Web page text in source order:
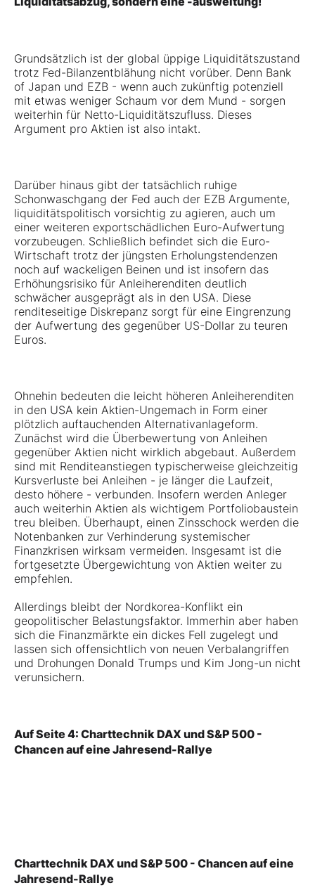
Grundsätzlich ist der global üppige Liquiditätszustand
trotz Fed-Bilanzentblähung nicht vorüber. Denn Bank
of Japan und EZB - wenn auch zukünftig potenziell
mit etwas weniger Schaum vor dem Mund - sorgen
weiterhin für Netto-Liquiditätszufluss. Dieses
Argument pro Aktien ist also intakt.
Darüber hinaus gibt der tatsächlich ruhige
Schonwaschgang der Fed auch der EZB Argumente,
liquiditätspolitisch vorsichtig zu agieren, auch um
einer weiteren exportschädlichen Euro-Aufwertung
vorzubeugen. Schließlich befindet sich die Euro-
Wirtschaft trotz der jüngsten Erholungstendenzen
noch auf wackeligen Beinen und ist insofern das
Erhöhungsrisiko für Anleiherenditen deutlich
schwächer ausgeprägt als in den USA. Diese
renditeseitige Diskrepanz sorgt für eine Eingrenzung
der Aufwertung des gegenüber US-Dollar zu teuren
Euros.
Ohnehin bedeuten die leicht höheren Anleiherenditen
in den USA kein Aktien-Ungemach in Form einer
plötzlich auftauchenden Alternativanlageform.
Zunächst wird die Überbewertung von Anleihen
gegenüber Aktien nicht wirklich abgebaut. Außerdem
sind mit Renditeanstiegen typischerweise gleichzeitig
Kursverluste bei Anleihen - je länger die Laufzeit,
desto höhere - verbunden. Insofern werden Anleger
auch weiterhin Aktien als wichtigem Portfoliobaustein
treu bleiben. Überhaupt, einen Zinsschock werden die
Notenbanken zur Verhinderung systemischer
Finanzkrisen wirksam vermeiden. Insgesamt ist die
fortgesetzte Übergewichtung von Aktien weiter zu
empfehlen.
Allerdings bleibt der Nordkorea-Konflikt ein
geopolitischer Belastungsfaktor. Immerhin aber haben
sich die Finanzmärkte ein dickes Fell zugelegt und
lassen sich offensichtlich von neuen Verbalangriffen
und Drohungen Donald Trumps und Kim Jong-un nicht
verunsichern.
Auf Seite 4: Charttechnik DAX und S&P 500 -
Chancen auf eine Jahresend-Rallye
Charttechnik DAX und S&P 500 - Chancen auf eine
Jahresend-Rallye